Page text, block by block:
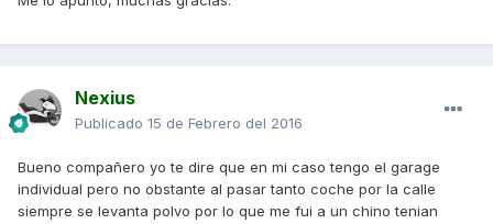
Nexius
Publicado 15 de Febrero del 2016
Bueno compañero yo te dire que en mi caso tengo el garage
individual pero no obstante al pasar tanto coche por la calle
siempre se levanta polvo por lo que me fui a un chino tenian